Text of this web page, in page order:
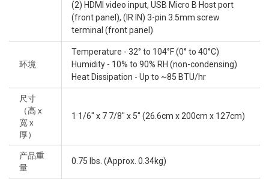
(2) HDMI video input, USB Micro B Host port
(front panel), (IR IN) 3-pin 3.5mm screw
terminal (front panel)
环境
Temperature - 32° to 104°F (0° to 40°C)
Humidity - 10% to 90% RH (non-condensing)
Heat Dissipation - Up to ~85 BTU/hr
尺寸
（高 x
宽 x
厚）
1 1/6" x 7 7/8" x 5" (26.6cm x 200cm x 127cm)
产品重
量
0.75 lbs. (Approx. 0.34kg)